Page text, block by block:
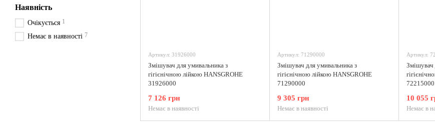
Артикул: 31926000
Змішувач для умивальника з
гігієнічною лійкою HANSGROHE
31926000
7 126 грн
Немає в наявності
Артикул: 71290000
Змішувач для умивальника з
гігієнічною лійкою HANSGROHE
71290000
9 305 грн
Немає в наявності
Артикул:
Змішувач
72215000
10 055
Немає в
Наявність
Очікується 1
Немає в наявності 7